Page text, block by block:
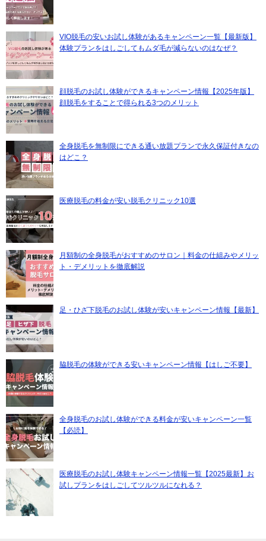
VIO脱毛の安いお試し体験があるキャンペーン一覧【最新版】
体験プランをはしごしてもムダ毛が減らないのはなぜ？
顔脱毛のお試し体験ができるキャンペーン情報【2025年版】
顔脱毛をすることで得られる3つのメリット
全身脱毛を無制限にできる通い放題プランで永久保証付きなの
はどこ？
医療脱毛の料金が安い脱毛クリニック10選
月額制の全身脱毛がおすすめのサロン｜料金の仕組みやメリッ
ト・デメリットを徹底解説
足・ひざ下脱毛のお試し体験が安いキャンペーン情報【最新】
脇脱毛の体験ができる安いキャンペーン情報【はしご不要】
全身脱毛のお試し体験ができる料金が安いキャンペーン一覧
【必読】
医療脱毛のお試し体験キャンペーン情報一覧【2025最新】お
試しプランをはしごしてツルツルになれる？